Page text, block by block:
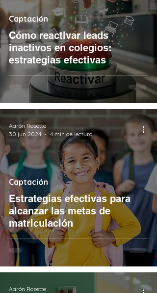
Cómo reactivar leads
inactivos en colegios:
estrategias efectivas
Captación
Estrategias efectivas para
alcanzar las metas de
matriculación
Captación
Aarón Rosette
30 jun 2024
4 min de lectura
Aarón Rosette